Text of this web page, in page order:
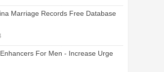
Marriage Records Free Database
For Men - Increase Urge